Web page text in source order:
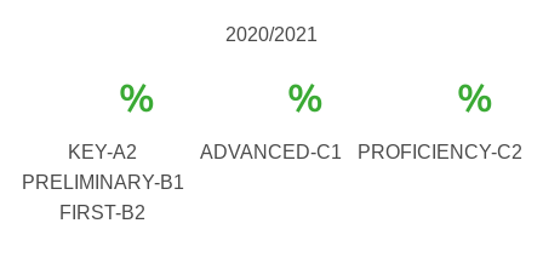
2020/2021
%
KEY-A2
PRELIMINARY-B1
FIRST-B2
%
ADVANCED-C1
%
PROFICIENCY-C2